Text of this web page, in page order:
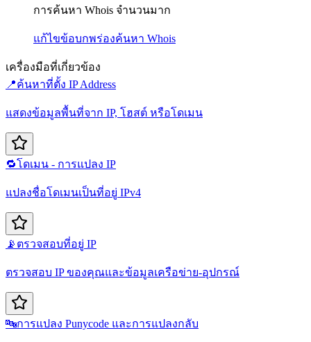
การค้นหา Whois จำนวนมาก
แก้ไขข้อบกพร่องค้นหา Whois
เครื่องมือที่เกี่ยวข้อง
📍ค้นหาที่ตั้ง IP Address
แสดงข้อมูลพื้นที่จาก IP, โฮสต์ หรือโดเมน
🔁โดเมน - การแปลง IP
แปลงชื่อโดเมนเป็นที่อยู่ IPv4
📡 ตรวจสอบที่อยู่ IP
ตรวจสอบ IP ของคุณและข้อมูลเครือข่าย-อุปกรณ์
🔤การแปลง Punycode และการแปลงกลับ